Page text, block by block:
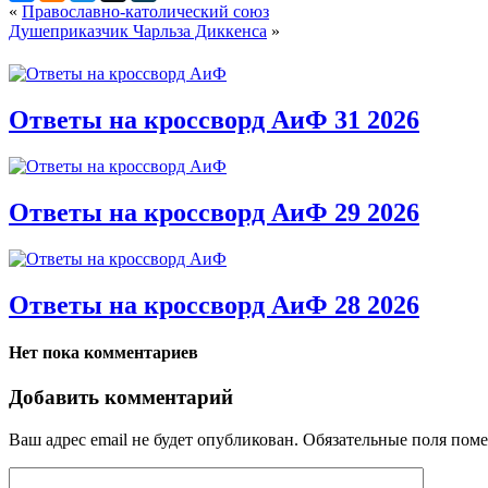
« Православно-католический союз
Душеприказчик Чарльза Диккенса »
Ответы на кроссворд АиФ 31 2026
Ответы на кроссворд АиФ 29 2026
Ответы на кроссворд АиФ 28 2026
Нет пока комментариев
Добавить комментарий
Ваш адрес email не будет опубликован. Обязательные поля